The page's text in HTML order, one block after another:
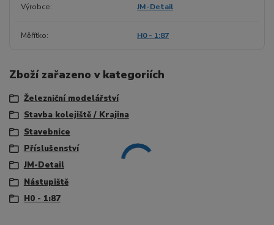
Výrobce JM-Detail
Měřítko H0 - 1:87
Zboží zařazeno v kategoriích
Železniční modelářství
Stavba kolejiště / Krajina
Stavebnice
Příslušenství
JM-Detail
Nástupiště
H0 - 1:87